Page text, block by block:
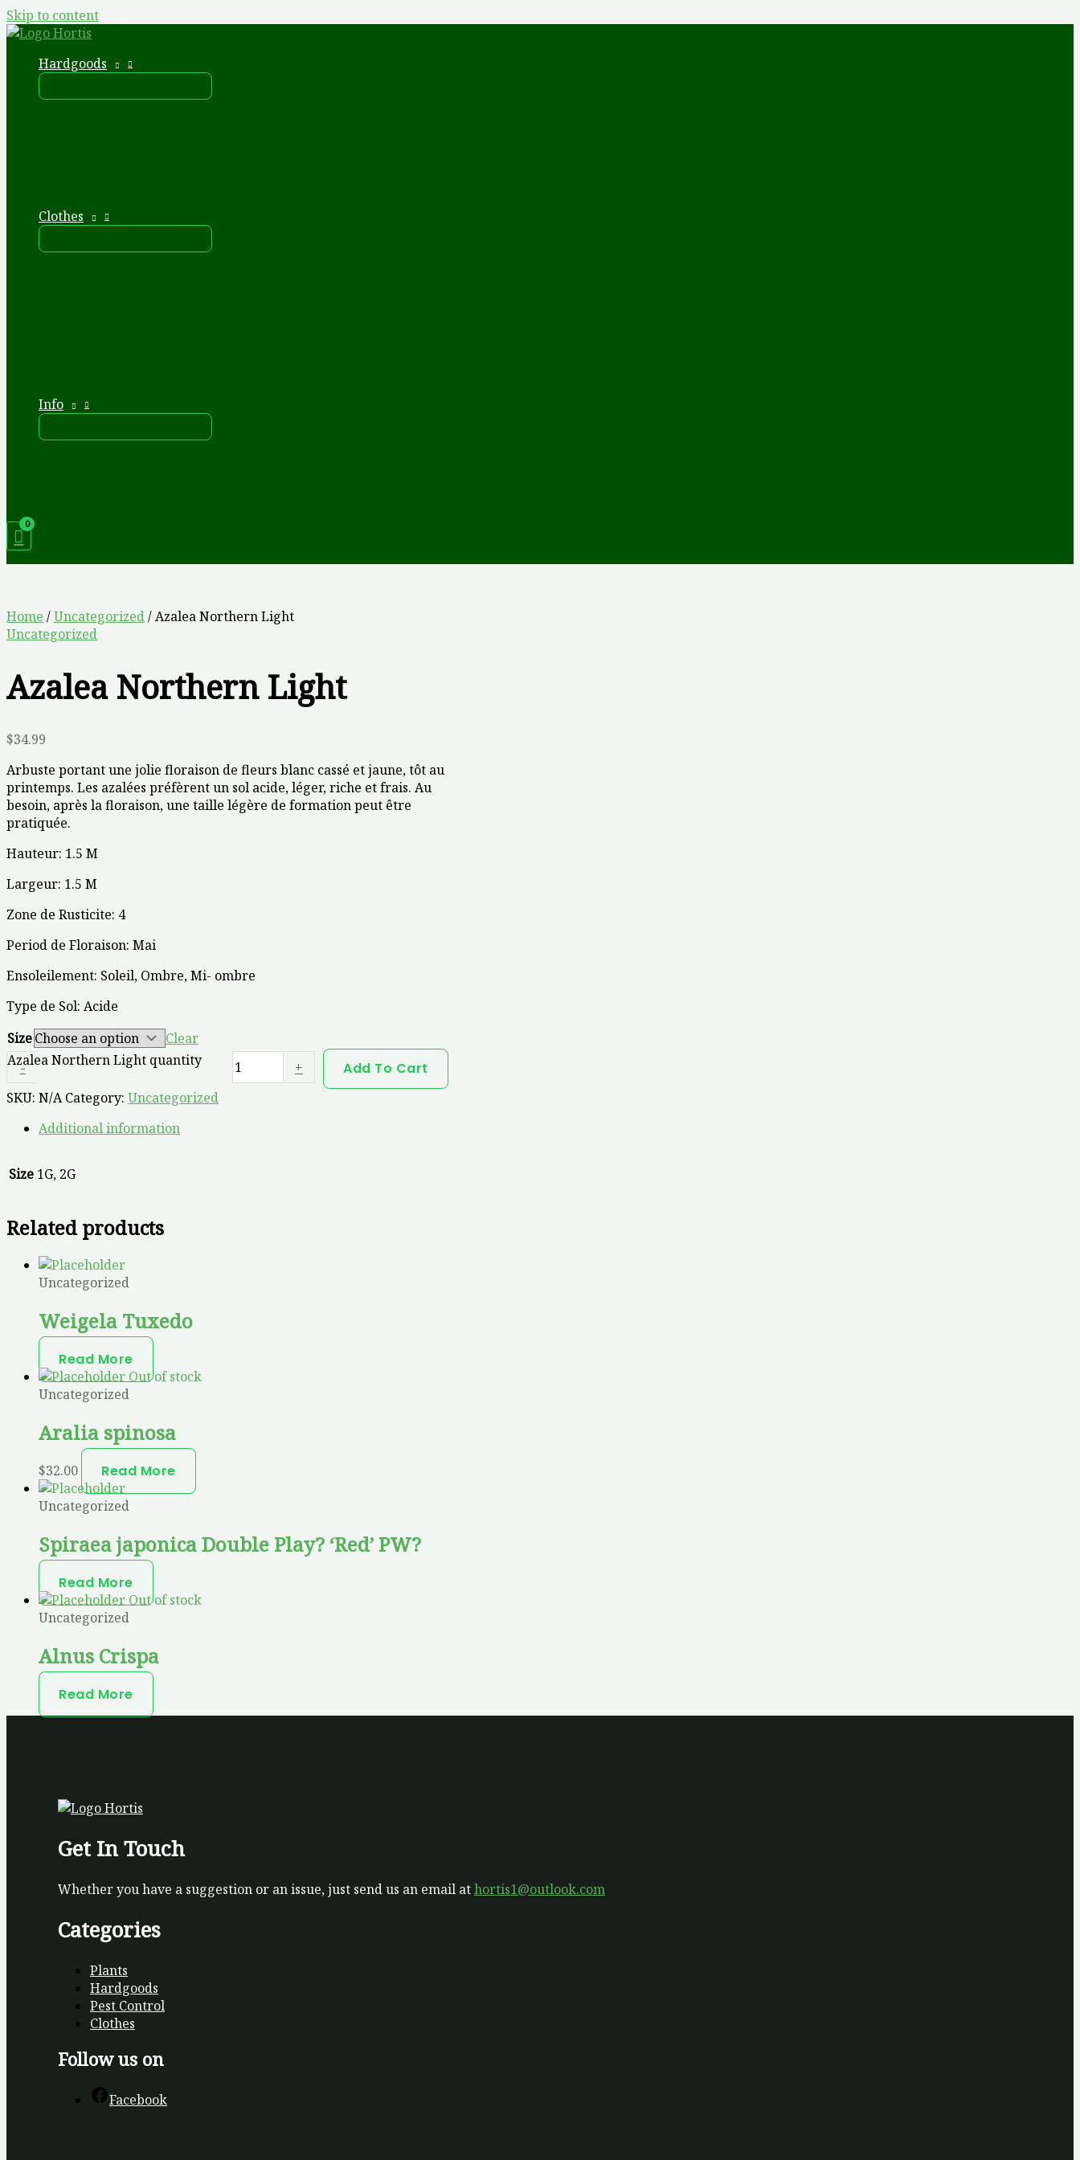
Skip to content
Hardgoods
Clothes
Info
Home /Uncategorized/ Azalea Northern Light
Uncategorized
Azalea Northern Light
$34.99
Arbuste portant une jolie floraison de fleurs blanc cassé et jaune, tôt au
printemps. Les azalées préfèrent un sol acide, léger, riche et frais. Au
besoin, après la floraison, une taille légère de formation peut être
pratiquée.
Hauteur: 1.5 M
Largeur: 1.5 M
Zone de Rusticite: 4
Period de Floraison: Mai
Ensoleilement: Soleil, Ombre, Mi- ombre
Type de Sol: Acide
Size
Clear
-
Azalea Northern Light quantity + Add To Cart
SKU: N/A Category: Uncategorized
Additional information
Size 1G, 2G
Related products
Uncategorized
Weigela Tuxedo
Read More
Out of stock
Uncategorized
Aralia spinosa
$32.00 Read More
Uncategorized
Spiraea japonica Double Play? ‘Red’ PW?
Read More
Out of stock
Uncategorized
Alnus Crispa
Read More
Get In Touch
Whether you have a suggestion or an issue, just send us an email athortis1@outlook.com
Categories
Plants
Hardgoods
Pest Control
Clothes
Follow us on
Facebook